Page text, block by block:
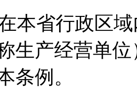
本省行政区
生产经营单
条例。